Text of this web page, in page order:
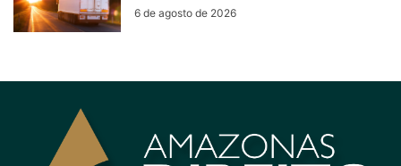
6 de agosto de 2026